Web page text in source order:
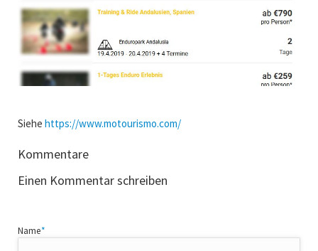
Siehe https://www.motourismo.com/
Kommentare
Einen Kommentar schreiben
Pflichtfeld
Name*